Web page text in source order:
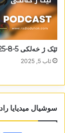
ئێک ژ خەلکی 5-8-2025
ئاب 5, 2025
سوشیال میدیایا